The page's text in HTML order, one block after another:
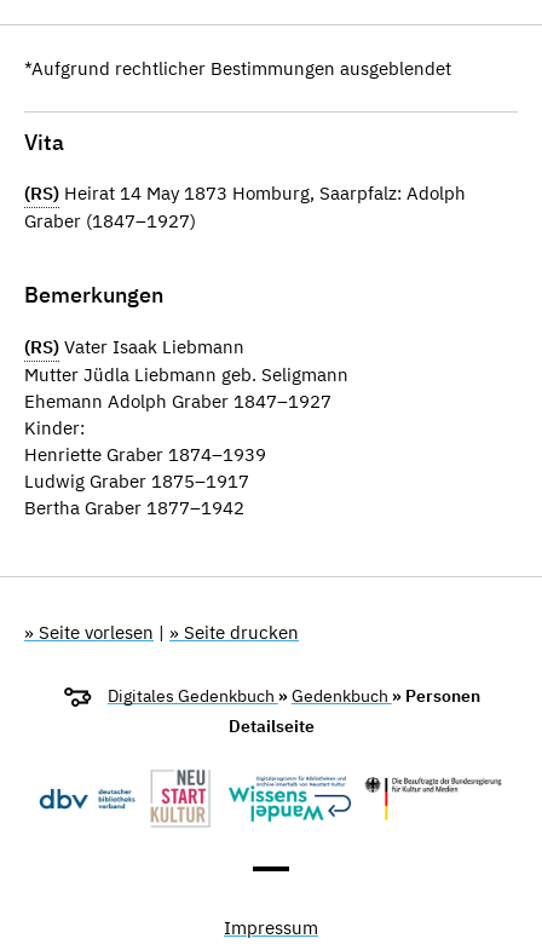
*Aufgrund rechtlicher Bestimmungen ausgeblendet
Vita
(RS) Heirat 14 May 1873 Homburg, Saarpfalz: Adolph
Graber (1847–1927)
Bemerkungen
(RS) Vater Isaak Liebmann
Mutter Jüdla Liebmann geb. Seligmann
Ehemann Adolph Graber 1847–1927
Kinder:
Henriette Graber 1874–1939
Ludwig Graber 1875–1917
Bertha Graber 1877–1942
» Seite vorlesen | » Seite drucken
Digitales Gedenkbuch »Gedenkbuch » Personen
Detailseite
Impressum